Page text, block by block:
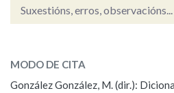
Suxestións, erros, observacións...
ESCOLLE UNHA OPCIÓN:
MODO DE CITA
González González, M. (dir.):